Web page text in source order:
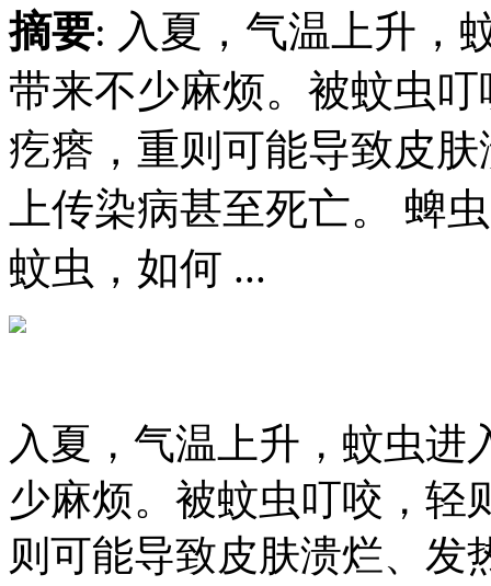
摘要: 入夏，气温上升，
带来不少麻烦。被蚊虫
疙瘩，重则可能导致皮
上传染病甚至死亡。 蜱
蚊虫，如何 ...
入夏，气温上升，蚊虫进
少麻烦。被蚊虫叮咬，轻
则可能导致皮肤溃烂、发